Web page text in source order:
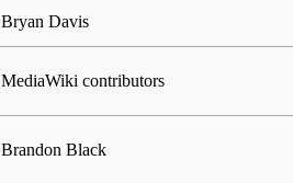
Bryan Davis
MediaWiki contributors
Brandon Black